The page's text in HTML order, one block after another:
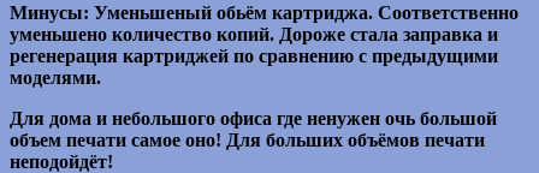
Минусы: Уменьшеный обьём картриджа. Соответственно
уменьшено количество копий. Дороже стала заправка и
регенерация картриджей по сравнению с предыдущими
моделями.
Для дома и небольшого офиса где ненужен очь большой
объем печати самое оно! Для больших объёмов печати
неподойдёт!